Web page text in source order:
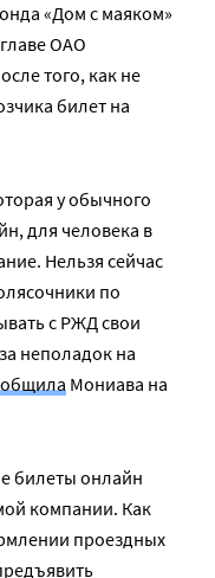
«Дом с маяком»
ОАО
того, как не
билет на
у обычного
для человека в
Нельзя сейчас
по
с РЖД свои
неполадок на
Мониава на
билеты онлайн
компании. Как
проездных